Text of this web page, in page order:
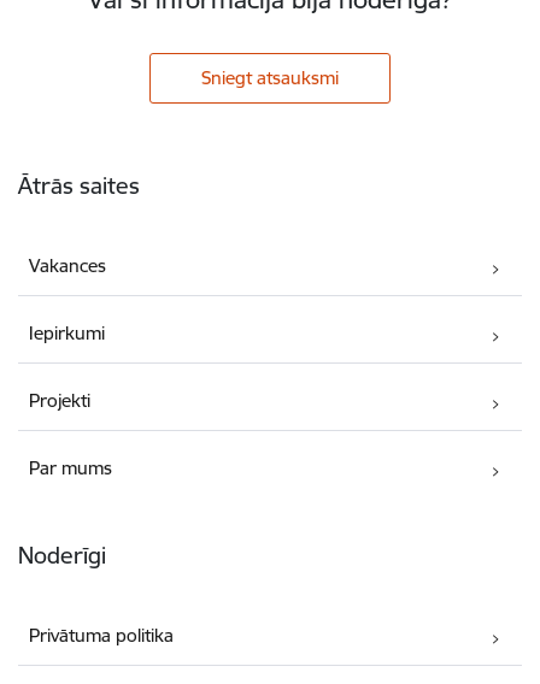
Sniegt atsauksmi
Ātrās saites
Vakances
Iepirkumi
Projekti
Par mums
Noderīgi
Privātuma politika